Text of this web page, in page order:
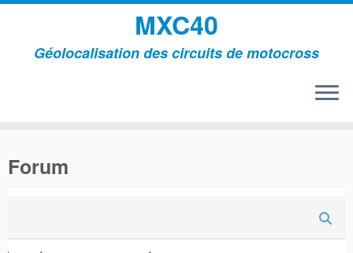
contenu
MXC40
Géolocalisation des circuits de motocross
Forum